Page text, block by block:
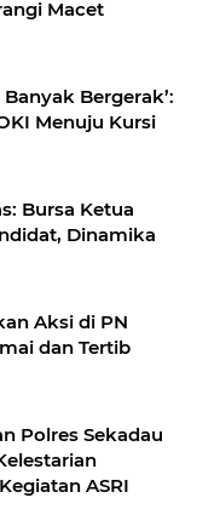
Macet
Bergerak’:
Menuju Kursi
Bursa Ketua
Dinamika
Aksi di PN
dan Tertib
Polres Sekadau
ASRI